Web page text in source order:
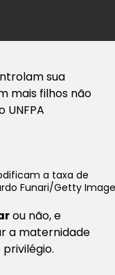
sua
mais filhos não
a taxa de
Funari/Getty
ou não, e
a maternidade